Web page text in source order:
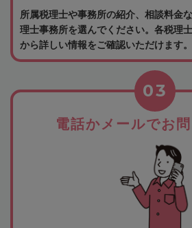
所属税理士や事務所の紹介、相談料金
理士事務所を選んでください。各税理
から詳しい情報をご確認いただけます。
電話かメールでお
03